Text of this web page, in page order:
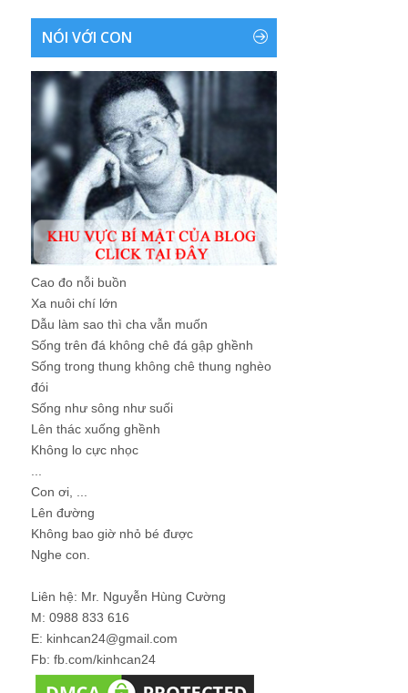
NÓI VỚI CON
Cao đo nỗi buồn
Xa nuôi chí lớn
Dẫu làm sao thì cha vẫn muốn
Sống trên đá không chê đá gập ghềnh
Sống trong thung không chê thung nghèo
đói
Sống như sông như suối
Lên thác xuống ghềnh
Không lo cực nhọc
Con ơi, ...
Lên đường
Không bao giờ nhỏ bé được
Nghe con.
Liên hệ: Mr. Nguyễn Hùng Cường
M: 0988 833 616
E: kinhcan24@gmail.com
Fb: fb.com/kinhcan24